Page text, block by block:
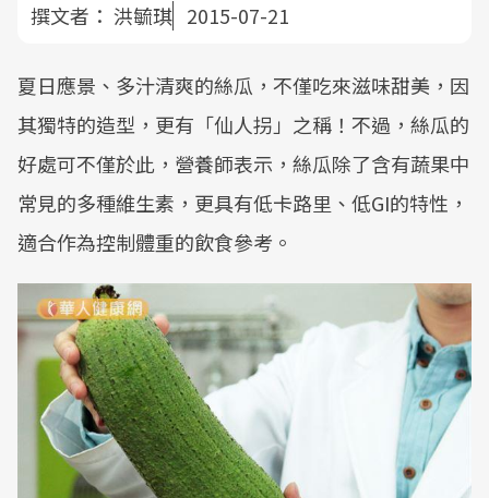
撰文者： 洪毓琪 2015-07-21
夏日應景、多汁清爽的絲瓜，不僅吃來滋味甜美，因
其獨特的造型，更有「仙人拐」之稱！不過，絲瓜的
好處可不僅於此，營養師表示，絲瓜除了含有蔬果中
常見的多種維生素，更具有低卡路里、低GI的特性，
適合作為控制體重的飲食參考。